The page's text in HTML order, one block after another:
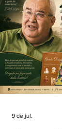
9 de jul.